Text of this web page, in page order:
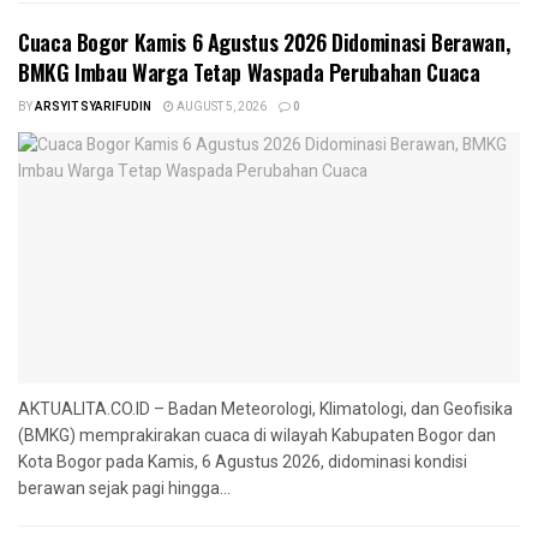
Cuaca Bogor Kamis 6 Agustus 2026 Didominasi Berawan,
BMKG Imbau Warga Tetap Waspada Perubahan Cuaca
BYARSYIT SYARIFUDIN AUGUST 5, 2026 0
AKTUALITA.CO.ID – Badan Meteorologi, Klimatologi, dan Geofisika
(BMKG) memprakirakan cuaca di wilayah Kabupaten Bogor dan
Kota Bogor pada Kamis, 6 Agustus 2026, didominasi kondisi
berawan sejak pagi hingga...